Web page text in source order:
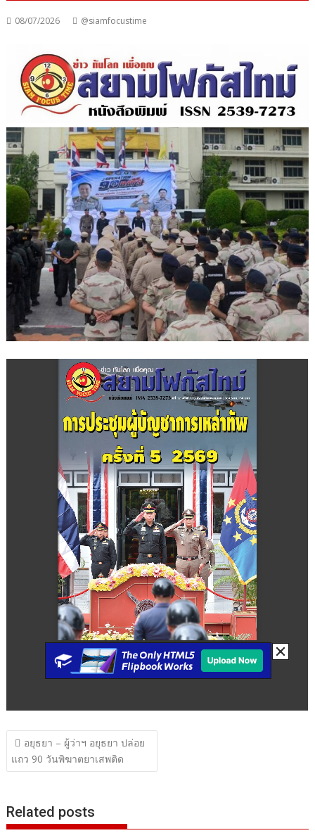
08/07/2026 @siamfocustime
แนะแนว
เรื่อง
อยุธยา – ผู้ว่าฯ อยุธยา ปล่อย
แถว 90 วันพิฆาตยาเสพติด
Related posts